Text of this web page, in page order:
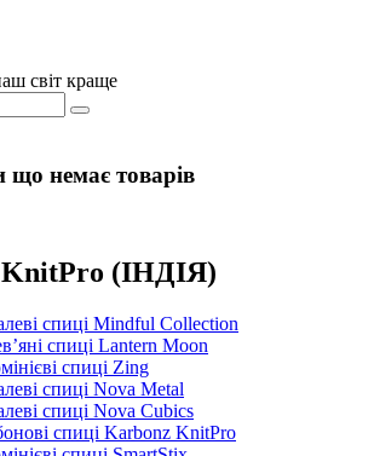
світ краще
немає товарів
(ІНДІЯ)
спиці Mindful Collection
спиці Lantern Moon
спиці Zing
спиці Nova Metal
спиці Nova Cubics
спиці Karbonz KnitPro